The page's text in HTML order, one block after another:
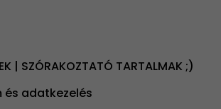
| SZÓRAKOZTATÓ TARTALMAK ;)
adatkezelés